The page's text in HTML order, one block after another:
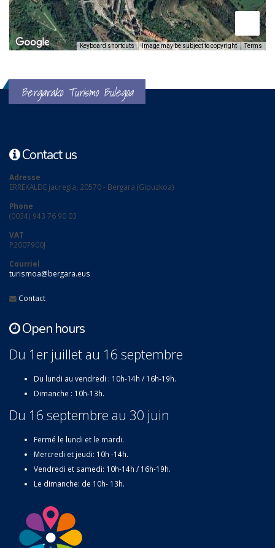
Keyboard shortcuts Image may be subject to copyright Terms
Bergarako Turismo Bulegoa
Contact us
Adresse
ERREKALDE jauregia, 20570 - Bergara (Gipuzkoa)
Phone
(0034) 943 76 90 03
VAT
P2007900J
Courriel
turismoa@bergara.eus
Contact
Open hours
Du 1er juillet au 16 septembre
Du lundi au vendredi : 10h-14h / 16h-19h.
Dimanche : 10h-13h.
Du 16 septembre au 30 juin
Fermé le lundi et le mardi.
Mercredi et jeudi: 10h -14h.
Vendredi et samedi: 10h-14h / 16h-19h.
Le dimanche: de 10h- 13h.